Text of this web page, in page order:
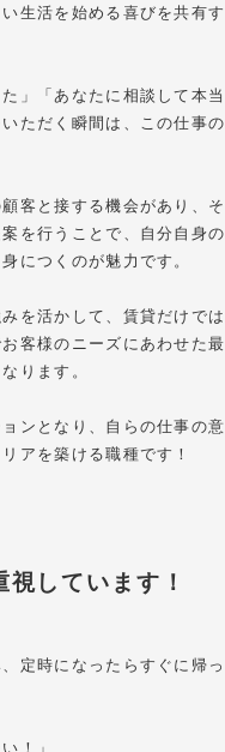
生活を始める喜びを共有す
」「あなたに相談して本当
ただく瞬間は、この仕事の
客と接する機会があり、そ
を行うことで、自分自身の
につくのが魅力です。
を活かして、賃貸だけでは
客様のニーズにあわせた最
ります。
ンとなり、自らの仕事の意
アを築ける職種です！
しています！
定時になったらすぐに帰っ
！」